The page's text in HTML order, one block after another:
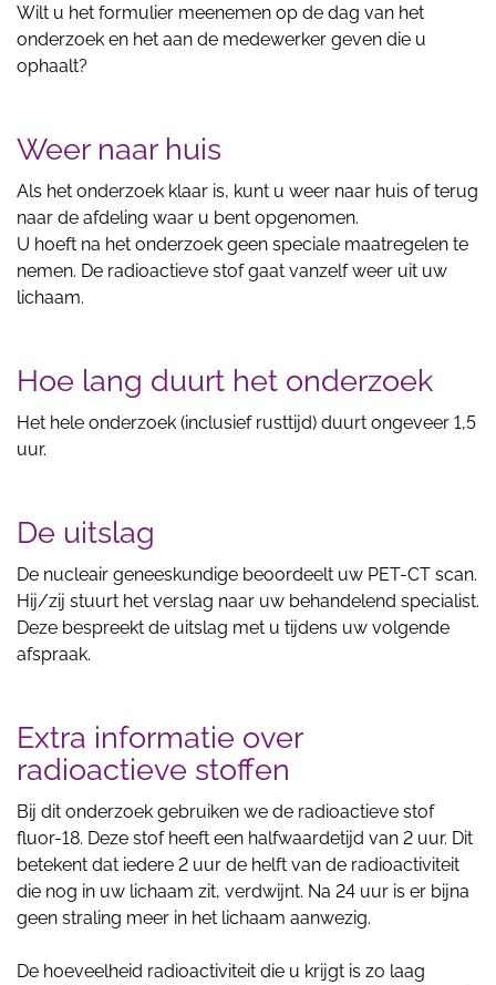
Wilt u het formulier meenemen op de dag van het
onderzoek en het aan de medewerker geven die u
ophaalt?
Weer naar huis
Als het onderzoek klaar is, kunt u weer naar huis of terug
naar de afdeling waar u bent opgenomen.
U hoeft na het onderzoek geen speciale maatregelen te
nemen. De radioactieve stof gaat vanzelf weer uit uw
lichaam.
Hoe lang duurt het onderzoek
Het hele onderzoek (inclusief rusttijd) duurt ongeveer 1,5
uur.
De uitslag
De nucleair geneeskundige beoordeelt uw PET-CT scan.
Hij/zij stuurt het verslag naar uw behandelend specialist.
Deze bespreekt de uitslag met u tijdens uw volgende
afspraak.
Extra informatie over
radioactieve stoffen
Bij dit onderzoek gebruiken we de radioactieve stof
fluor-18. Deze stof heeft een halfwaardetijd van 2 uur. Dit
betekent dat iedere 2 uur de helft van de radioactiviteit
die nog in uw lichaam zit, verdwijnt. Na 24 uur is er bijna
geen straling meer in het lichaam aanwezig.
De hoeveelheid radioactiviteit die u krijgt is zo laag